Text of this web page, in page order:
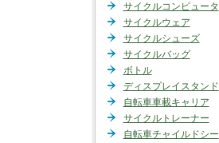
サイクルコンピュータ
サイクルウェア
サイクルシューズ
サイクルバッグ
ボトル
ディスプレイスタンド
自転車車載キャリア
サイクルトレーナー
自転車チャイルドシー